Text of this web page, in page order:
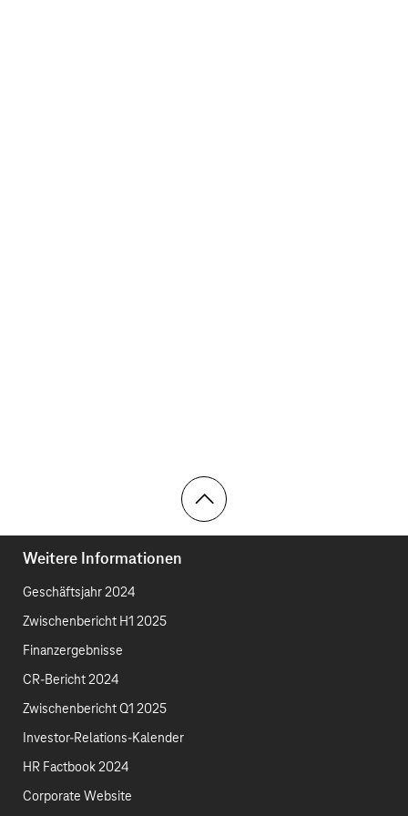
Weitere Informationen
Geschäftsjahr 2024
Zwischenbericht H1 2025
Finanzergebnisse
CR-Bericht 2024
Zwischenbericht Q1 2025
Investor-Relations-Kalender
HR Factbook 2024
Corporate Website